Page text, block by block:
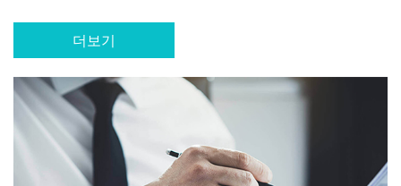
대담하고 생기 넘치는 메이크업까지 모든 것이 포함되어
있습니다. Zhongshan에서는 개성의 중요성을 이해하
고 있으며, 이것이 바로 모든 피부 유형과 스타일에 맞는
다양한 맞춤형 제품을 제공하는 이유입니다. 의상에 어
울리는 특정 색상의 립스틱이 필요하거나 개인화된 스킨
케어 루틴이 필요한 경우, 저희 팀이 도와드리겠습니다.
우리는 우리 제품을 해외로 수출하여 전 세계 고객들에
더보기